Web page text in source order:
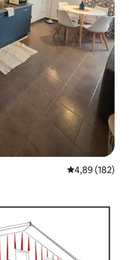
4,89 de uma
4,89 (182)